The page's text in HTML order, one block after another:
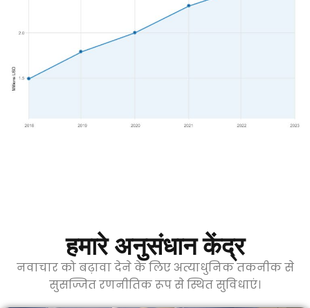
हमारे अनुसंधान केंद्र
नवाचार को बढ़ावा देने के लिए अत्याधुनिक तकनीक से
सुसज्जित रणनीतिक रूप से स्थित सुविधाएं।